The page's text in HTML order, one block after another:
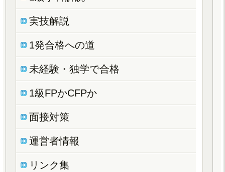
実技解説
1発合格への道
未経験・独学で合格
1級FPかCFPか
面接対策
運営者情報
リンク集